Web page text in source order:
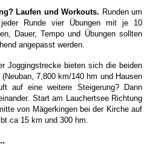
Laufen und Workouts. Runden um
Runde vier Übungen mit je 10
Dauer, Tempo und Übungen sollten
angepasst werden.
Joggingstrecke bieten sich die beiden
7,800 km/140 hm und Hausen
auf eine weitere Steigerung? Dann
Start am Lauchertsee Richtung
von Mägerkingen bei der Kirche auf
ca 15 km und 300 hm.